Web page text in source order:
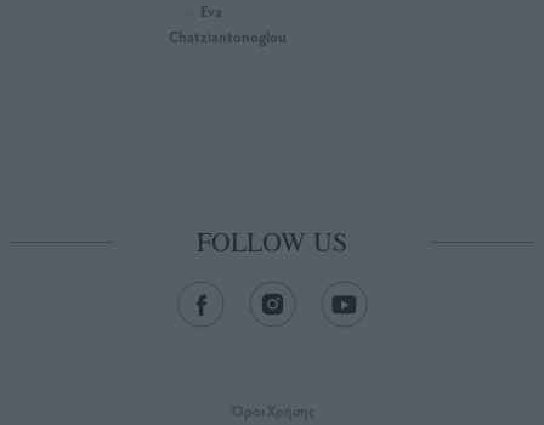
Eva
Chatziantonoglou
FOLLOW US
Όροι Xρήσης